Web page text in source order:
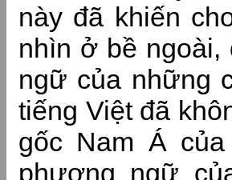
này đã khiến
nhìn ở bề ngoài,
ngữ của những
tiếng Việt đã
gốc Nam Á
phương ngữ